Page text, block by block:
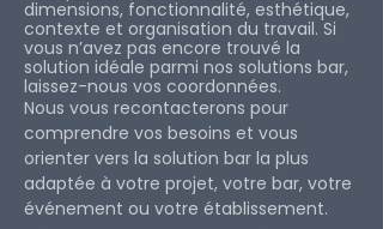
dimensions, fonctionnalité, esthétique,
contexte et organisation du travail. Si
vous n’avez pas encore trouvé la
solution idéale parmi nos solutions bar,
laissez-nous vos coordonnées.
Nous vous recontacterons pour
comprendre vos besoins et vous
orienter vers la solution bar la plus
adaptée à votre projet, votre bar, votre
événement ou votre établissement.